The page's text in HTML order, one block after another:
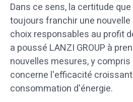
Dans ce sens, la certitude
toujours franchir une
choix responsables au profit
a poussé LANZI GROUP à
nouvelles mesures, y compris
concerne l'efficacité
consommation d'énergie.